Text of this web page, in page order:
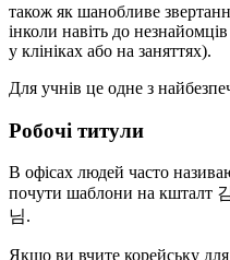
також як шанобливе
інколи навіть до
у клініках або на заняттях).
Для учнів це одне з
Робочі титули
В офісах людей часто
почути шаблони на кшталт
님.
Якщо ви вчите корейську